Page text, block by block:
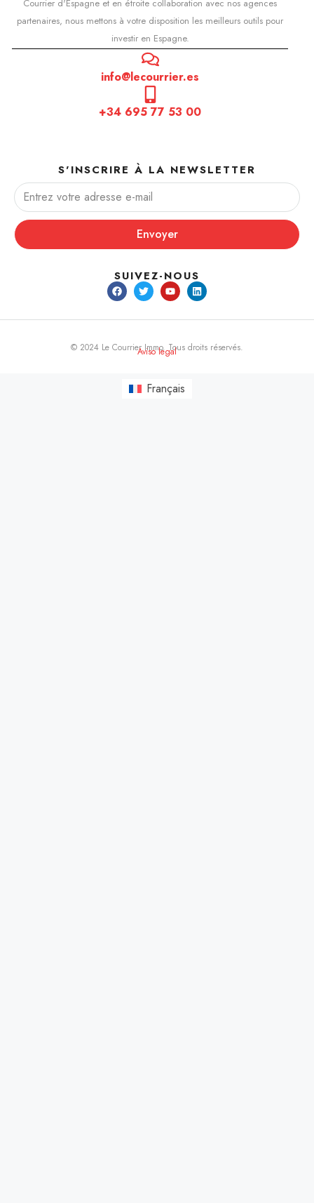
Courrier d'Espagne et en étroite collaboration avec nos agences
partenaires, nous mettons à votre disposition les meilleurs outils pour
investir en Espagne.
info@lecourrier.es
+34 695 77 53 00
S'INSCRIRE À LA NEWSLETTER
Envoyer
SUIVEZ-NOUS
© 2024 Le Courrier Immo. Tous droits réservés.
Aviso legal
Français